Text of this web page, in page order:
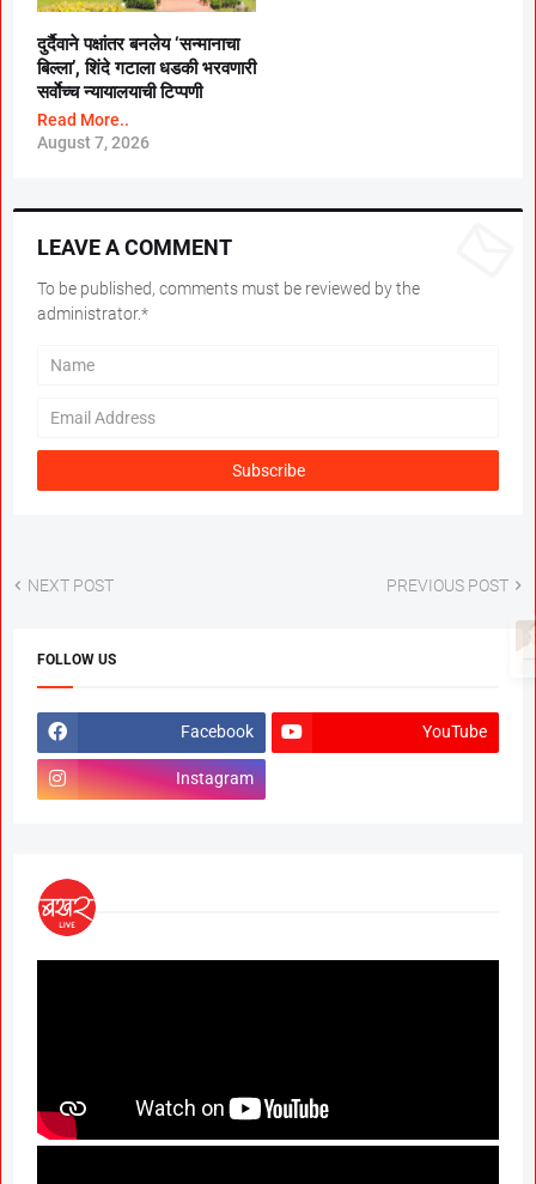
दुर्दैवाने पक्षांतर बनलेय ‘सन्मानाचा
बिल्ला’, शिंदे गटाला धडकी भरवणारी
सर्वाेच्च न्यायालयाची टिप्पणी
Read More..
August 7, 2026
LEAVE A COMMENT
To be published, comments must be reviewed by the
administrator.*
NEXT POST PREVIOUS POST
FOLLOW US
Facebook YouTube
Instagram